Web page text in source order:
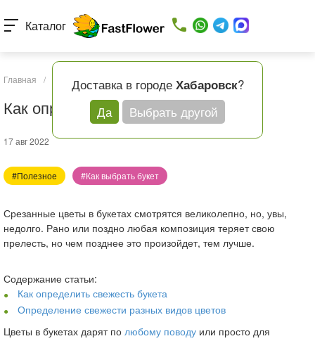
Доставка в городе Хабаровск?
Да
Выбрать другой
Каталог
Главная / Статьи Как определить свежесть букета?
Как определить свежесть букета?
17 авг 2022
#Полезное #Как выбрать букет
Срезанные цветы в букетах смотрятся великолепно, но, увы,
недолго. Рано или поздно любая композиция теряет свою
прелесть, но чем позднее это произойдет, тем лучше.
Содержание статьи:
Как определить свежесть букета
Определение свежести разных видов цветов
Цветы в букетах дарят по любому поводу или просто для